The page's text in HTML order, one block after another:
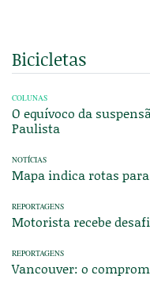
Bicicletas
COLUNAS
O equívoco da
Paulista
NOTÍCIAS
Mapa indica rotas
REPORTAGENS
Motorista recebe
REPORTAGENS
Vancouver: o